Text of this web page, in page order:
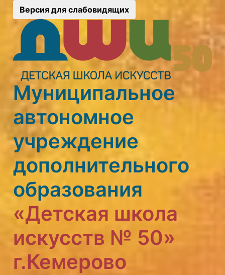
Версия для слабовидящих
Муниципальное
автономное
учреждение
дополнительного
образования
«Детская школа
искусств № 50»
г.Кемерово